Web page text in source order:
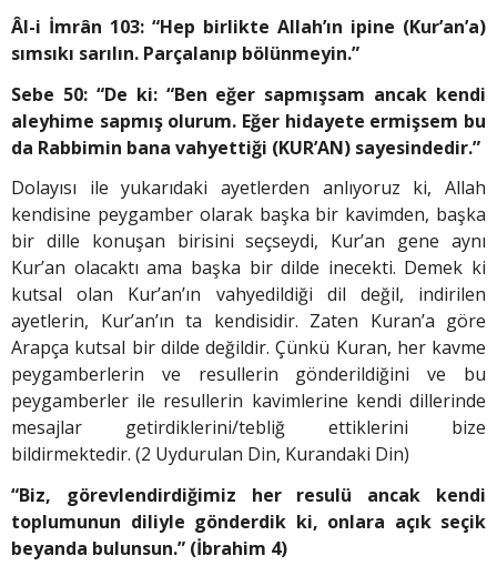
Âl-i İmrân 103: “Hep birlikte Allah’ın ipine (Kur’an’a)
sımsıkı sarılın. Parçalanıp bölün­meyin.”
Sebe 50: “De ki: “Ben eğer sapmışsam ancak kendi
aleyhime sapmış olurum. Eğer hidayete ermişsem bu
da Rabbimin bana vahyettiği (KUR’AN) sayesindedir.”
Dolayısı ile yukarıdaki ayetlerden anlıyoruz ki, Allah
kendisine peygamber olarak başka bir kavimden, başka
bir dille konuşan birisini seçseydi, Kur’an gene aynı
Kur’an olacaktı ama başka bir dilde inecekti. Demek ki
kutsal olan Kur’an’ın vahyedildiği dil değil, indirilen
ayetlerin, Kur’an’ın ta kendisidir. Zaten Kuran’a göre
Arapça kutsal bir dilde değildir. Çünkü Kuran, her kavme
peygamberlerin ve resullerin gönderildiğini ve bu
peygamberler ile resullerin kavimlerine kendi dillerinde
mesajlar getirdiklerini/tebliğ ettiklerini bize
bildirmektedir. (2 Uydurulan Din, Kurandaki Din)
“Biz, görevlendirdiğimiz her resulü ancak kendi
toplumunun diliyle gönderdik ki, onlara açık seçik
beyanda bulunsun.” (İbrahim 4)